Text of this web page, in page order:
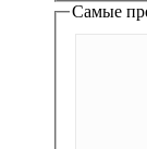
Самые